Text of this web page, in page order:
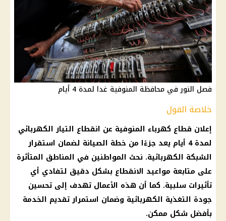
فصل النور في محافظة المنوفية غدا لمدة 4 أيام
خلاصة القول
إعلان قطاع كهرباء المنوفية عن انقطاع التيار الكهربائي
لمدة 4 أيام يعد جزءًا من خطة الصيانة لضمان استقرار
الشبكة الكهربائية. نحث المواطنين في المناطق المتأثرة
على متابعة مواعيد الانقطاع بشكل دقيق لتفادي أي
تأثيرات سلبية. كما أن هذه الأعمال تهدف إلى تحسين
جودة التغذية الكهربائية وضمان استمرار تقديم الخدمة
بأفضل شكل ممكن.